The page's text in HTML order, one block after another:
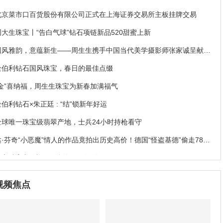
京菜市口百货股份有限公司正式在上海证券交易所主板挂牌交易
生珠宝丨“告白气球”钻石项链新品520甜蜜上新
风雅韵，意蕴新生——周生生携手中国当代美学摄影师张家诚呈献珠
片
伯利钻石国风珠宝，春日的最佳点缀
”喜纳福，周生生珠宝为新春加满福气
利钻石×朱正廷 : “结”锁新年好运
球唯一珠宝级翡翠产地，士兵24小时持枪看守
芬奇“小恶魔”情人的作品竟拍出历史高价！德国“怪盗基德”偷走78亿
频焦点